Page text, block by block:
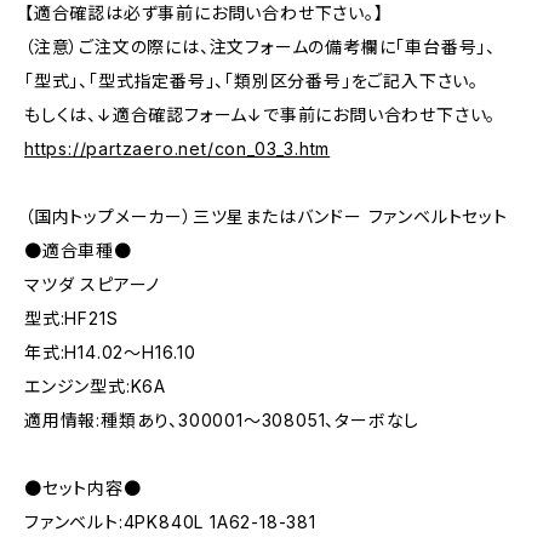
【適合確認は必ず事前にお問い合わせ下さい。】
（注意）ご注文の際には、注文フォームの備考欄に「車台番号」、
「型式」、「型式指定番号」、「類別区分番号」をご記入下さい。
もしくは、↓適合確認フォーム↓で事前にお問い合わせ下さい。
https://partzaero.net/con_03_3.htm
（国内トップメーカー）三ツ星またはバンドー ファンベルトセット
●適合車種●
マツダ スピアーノ
型式:HF21S
年式:H14.02～H16.10
エンジン型式:K6A
適用情報:種類あり、300001～308051、ターボなし
●セット内容●
ファンベルト:4PK840L 1A62-18-381